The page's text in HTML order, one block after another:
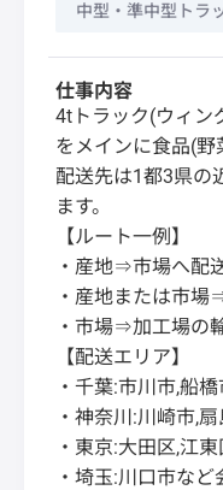
中型・準中型トラ
仕事内容
4tトラック(ウィン
をメインに食品(野
配送先は1都3県の
ます。
【ルート一例】
・産地⇒市場へ配
・産地または市
・市場⇒加工場の
【配送エリア】
・千葉:市川市,船
・神奈川:川崎市,
・東京:大田区,江
・埼玉:川口市な